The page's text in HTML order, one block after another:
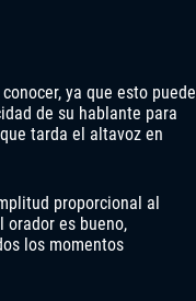
ya que esto puede
de su hablante para
tarda el altavoz en
proporcional al
orador es bueno,
los momentos